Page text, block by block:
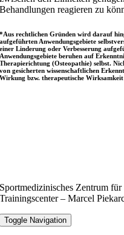
Behandlungen reagieren zu
*Aus rechtlichen Gründen wird darauf
aufgeführten Anwendungsgebiete
einer Linderung oder Verbesserung
Anwendungsgebiete beruhen auf
Therapierichtung (Osteopathie) selbst.
von gesicherten wissenschaftlichen
Wirkung bzw. therapeutische Wirksamkeit
Sportmedizinisches Zentrum
Trainingscenter – Marcel
Toggle Navigation